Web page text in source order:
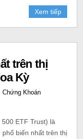
Xem tiếp
trên thị
Kỳ
Chứng Khoán
500 ETF Trust) là
biến nhất trên thị